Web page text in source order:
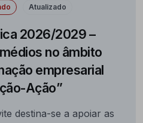
Atualizado
2026/2029 –
no âmbito
empresarial
Ação”
destina-se a apoiar as